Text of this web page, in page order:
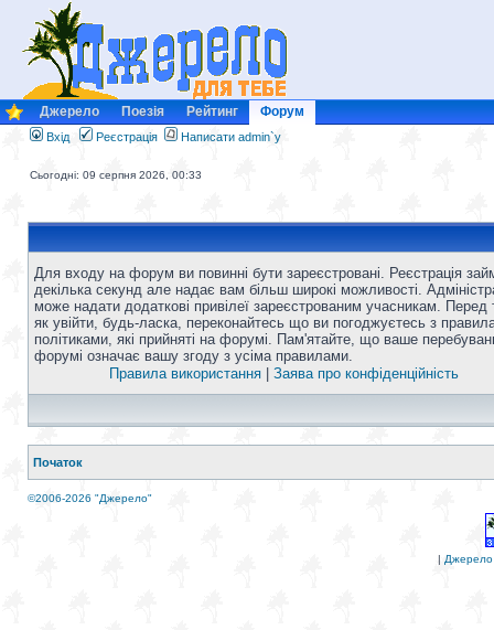
Джерело Поезія Рейтинг Форум
Вхід Реєстрація Написати admin`у
Сьогодні: 09 серпня 2026, 00:33
Для входу на форум ви повинні бути зареєстровані. Реєстрація
декілька секунд але надає вам більш широкі можливості.
може надати додаткові привілеї зареєстрованим учасникам. Перед
як увійти, будь-ласка, переконайтесь що ви погоджуєтесь з
політиками, які прийняті на форумі. Пам'ятайте, що ваше
форумі означає вашу згоду з усіма правилами.
Правила використання
Заява про конфіденційність
Початок
©2006-2026 "Джерело"
| Джерело